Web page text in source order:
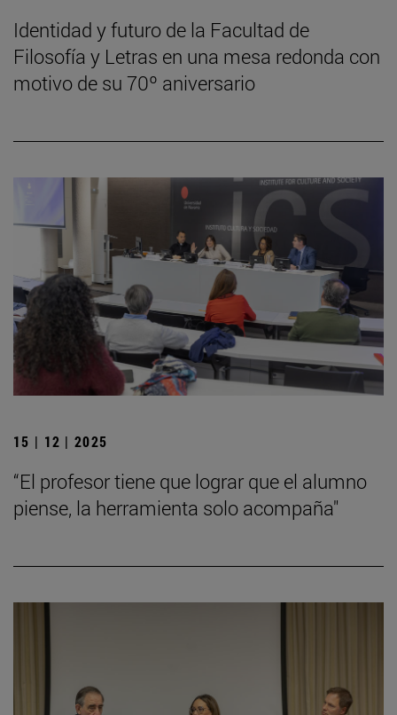
Identidad y futuro de la Facultad de
Filosofía y Letras en una mesa redonda con
motivo de su 70º aniversario
15 | 12 | 2025
“El profesor tiene que lograr que el alumno
piense, la herramienta solo acompaña"